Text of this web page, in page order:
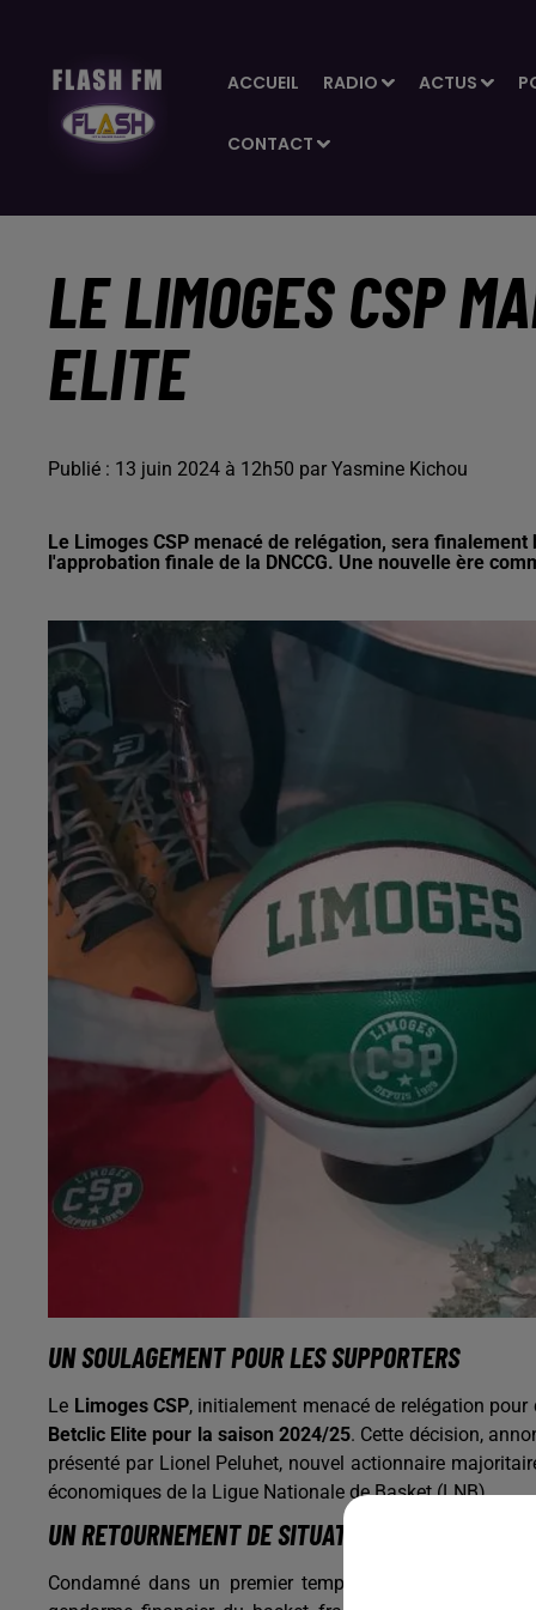
ACCUEIL RADIO ACTUS
CONTACT
LE LIMOGES CSP
ELITE
Publié : 13 juin 2024 à 12h50 par Yasmine Kichou
Le Limoges CSP menacé de relégation, sera
l'approbation finale de la DNCCG. Une nouvelle ère
UN SOULAGEMENT POUR LES SUPPORTERS
Le Limoges CSP, initialement menacé de relégation
Betclic Elite pour la saison 2024/25. Cette décision,
présenté par Lionel Peluhet, nouvel actionnaire
économiques de la Ligue Nationale de Basket (LNB).
UN RETOURNEMENT DE SITUATION INESPÉRÉ
Condamné dans un premier temps à évoluer dans